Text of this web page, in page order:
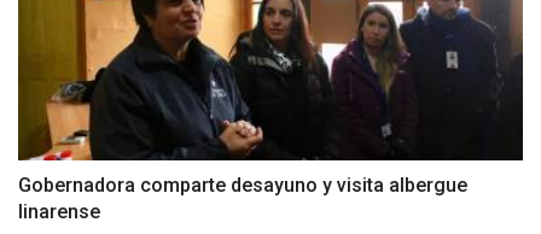
Gobernadora comparte desayuno y visita albergue
linarense